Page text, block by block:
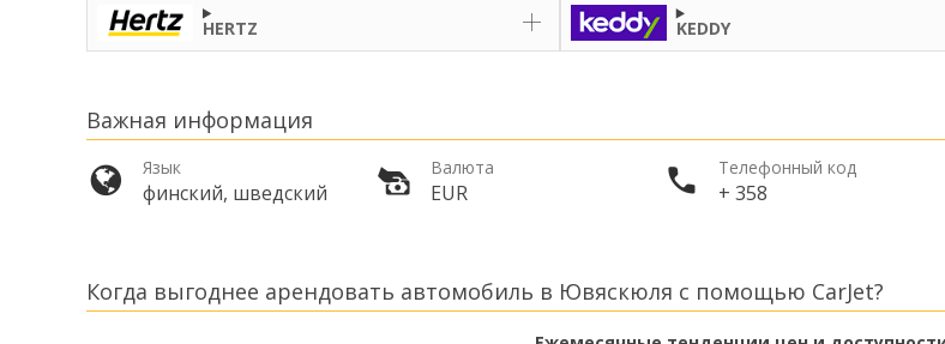
HERTZ KEDDY
Важная информация
Язык
финский, шведский
Валюта
EUR
Телефонный код
+ 358
Когда выгоднее арендовать автомобиль в Ювяскюля с помощью CarJet?